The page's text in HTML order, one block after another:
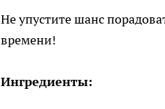
Не упустите шанс
времени!
Ингредиенты: